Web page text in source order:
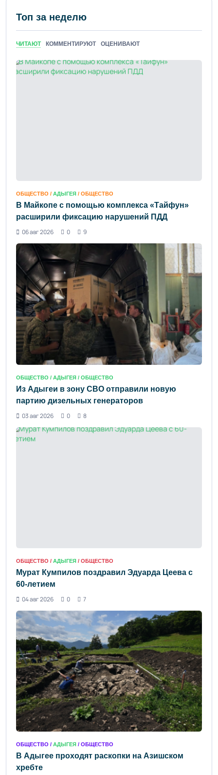
Топ за неделю
ЧИТАЮТ КОММЕНТИРУЮТ ОЦЕНИВАЮТ
ОБЩЕСТВО / АДЫГЕЯ / ОБЩЕСТВО
В Майкопе с помощью комплекса «Тайфун»
расширили фиксацию нарушений ПДД
06 авг 2026
0 9
ОБЩЕСТВО / АДЫГЕЯ / ОБЩЕСТВО
Из Адыгеи в зону СВО отправили новую
партию дизельных генераторов
03 авг 2026
0 8
ОБЩЕСТВО / АДЫГЕЯ / ОБЩЕСТВО
Мурат Кумпилов поздравил Эдуарда Цеева с
60-летием
04 авг 2026
0 7
ОБЩЕСТВО / АДЫГЕЯ / ОБЩЕСТВО
В Адыгее проходят раскопки на Азишском
хребте